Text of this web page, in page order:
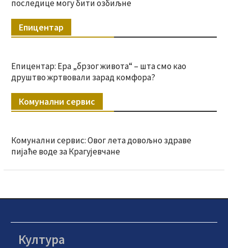
последице могу бити озбиљне
Епицентар
Епицентар: Ера „брзог живота“ – шта смо као
друштво жртвовали зарад комфора?
Комунални сервис
Комунални сервис: Овог лета довољно здраве
пијаће воде за Крагујевчане
Култура